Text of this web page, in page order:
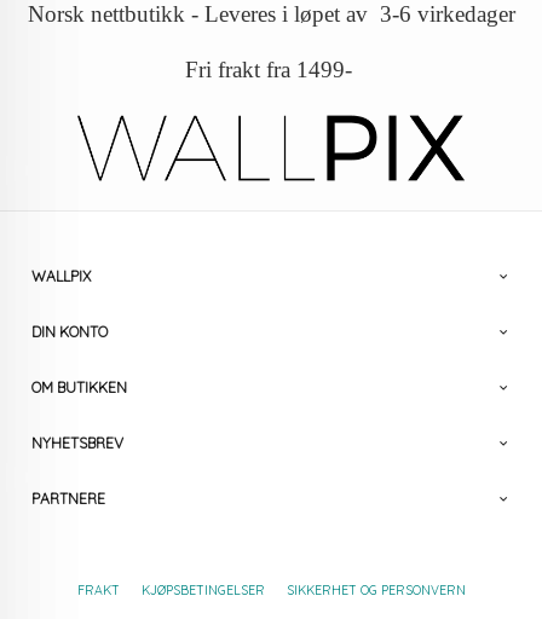
Norsk nettbutikk - Leveres i løpet av 3-6 virkedager
Fri frakt fra 1499-
WALLPIX
DIN KONTO
OM BUTIKKEN
NYHETSBREV
PARTNERE
FRAKT KJØPSBETINGELSER SIKKERHET OG PERSONVERN